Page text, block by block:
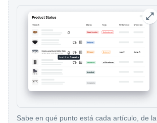
Sabe en qué punto está cada artículo, de la